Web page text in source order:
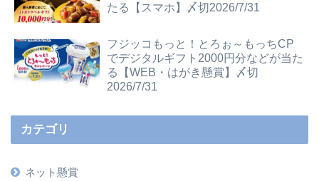
たる【スマホ】〆切2026/7/31
フジッコもっと！とろぉ～もっちCP
でデジタルギフト2000円分などが当た
る【WEB・はがき懸賞】〆切
2026/7/31
カテゴリ
ネット懸賞